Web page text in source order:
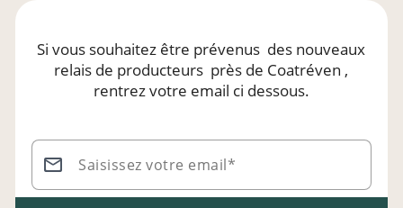
Si vous souhaitez être prévenus des nouveaux
relais de producteurs près de Coatréven ,
rentrez votre email ci dessous.
Saisissez votre email*